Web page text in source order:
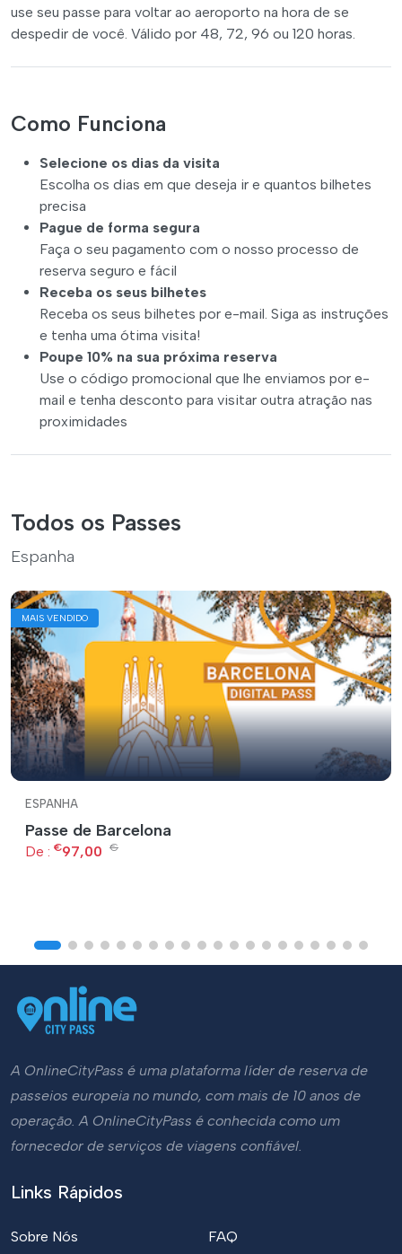
use seu passe para voltar ao aeroporto na hora de se
despedir de você. Válido por 48, 72, 96 ou 120 horas.
Como Funciona
Selecione os dias da visita
Escolha os dias em que deseja ir e quantos bilhetes
precisa
Pague de forma segura
Faça o seu pagamento com o nosso processo de
reserva seguro e fácil
Receba os seus bilhetes
Receba os seus bilhetes por e-mail. Siga as instruções
e tenha uma ótima visita!
Poupe 10% na sua próxima reserva
Use o código promocional que lhe enviamos por e-
mail e tenha desconto para visitar outra atração nas
proximidades
Todos os Passes
Espanha
MAIS VENDIDO
ESPANHA
Passe de Barcelona
De : €97,00 €
A OnlineCityPass é uma plataforma líder de reserva de
passeios europeia no mundo, com mais de 10 anos de
operação. A OnlineCityPass é conhecida como um
fornecedor de serviços de viagens confiável.
Links Rápidos
Sobre Nós FAQ